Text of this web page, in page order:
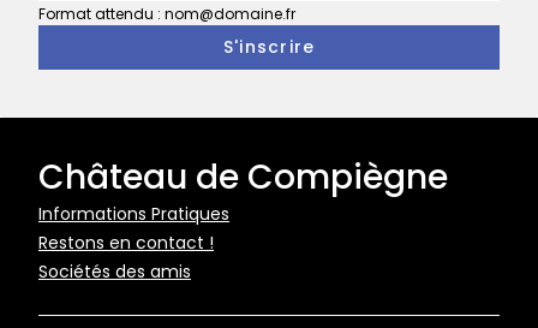
Format attendu : nom@domaine.fr
Château de Compiègne
Pied
de
page
Informations Pratiques
Restons en contact !
Sociétés des amis